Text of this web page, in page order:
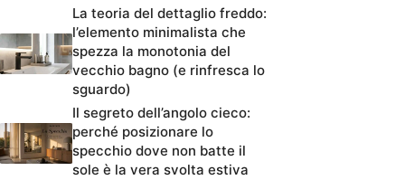
La teoria del dettaglio freddo:
l’elemento minimalista che
spezza la monotonia del
vecchio bagno (e rinfresca lo
sguardo)
Il segreto dell’angolo cieco:
perché posizionare lo
specchio dove non batte il
sole è la vera svolta estiva